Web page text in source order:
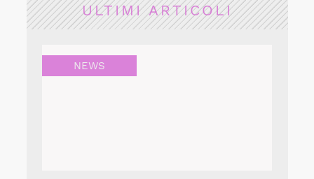
ULTIMI ARTICOLI
NEWS